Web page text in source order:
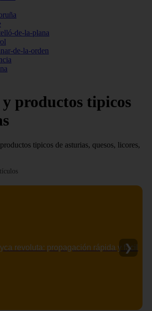
de-la-plana
de-la-orden
productos tipicos
tipicos de asturias, quesos, licores,
revoluta: propagación rápida y fácil
❯